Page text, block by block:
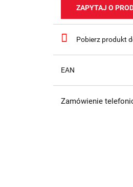
ZAPYTAJ O
Pobierz produkt
EAN
Zamówienie